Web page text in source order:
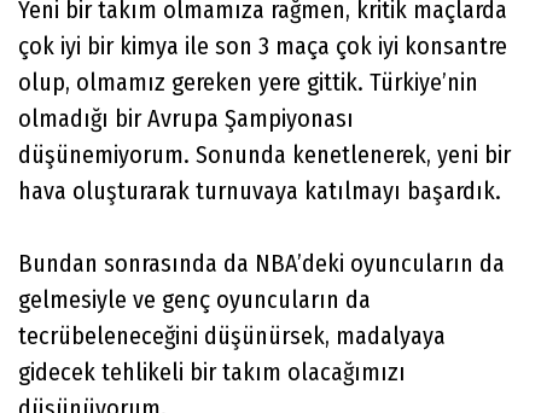
Yeni bir takım olmamıza rağmen, kritik maçlarda
çok iyi bir kimya ile son 3 maça çok iyi konsantre
olup, olmamız gereken yere gittik. Türkiye’nin
olmadığı bir Avrupa Şampiyonası
düşünemiyorum. Sonunda kenetlenerek, yeni bir
hava oluşturarak turnuvaya katılmayı başardık.
Bundan sonrasında da NBA’deki oyuncuların da
gelmesiyle ve genç oyuncuların da
tecrübeleneceğini düşünürsek, madalyaya
gidecek tehlikeli bir takım olacağımızı